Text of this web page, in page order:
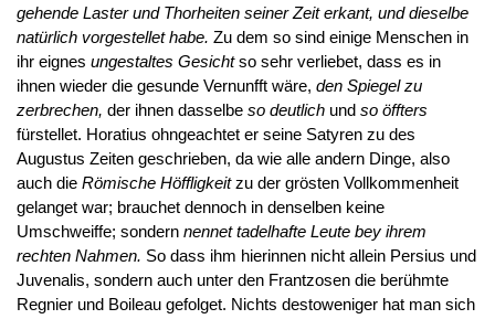
gehende Laster und Thorheiten seiner Zeit erkant, und dieselbe
natürlich vorgestellet habe. Zu dem so sind einige Menschen in
ihr eignes ungestaltes Gesichtso sehr verliebet, dass es in
ihnen wieder die gesunde Vernunfft wäre, den Spiegel zu
zerbrechen, der ihnen dasselbe so deutlichund so öffters
fürstellet. Horatius ohngeachtet er seine Satyren zu des
Augustus Zeiten geschrieben, da wie alle andern Dinge, also
auch die Römische Höffligkeitzu der grösten Vollkommenheit
gelanget war; brauchet dennoch in denselben keine
Umschweiffe; sondern nennet tadelhafte Leute bey ihrem
rechten Nahmen. So dass ihm hierinnen nicht allein Persius und
Juvenalis, sondern auch unter den Frantzosen die berühmte
Regnier und Boileau gefolget. Nichts destoweniger hat man sich